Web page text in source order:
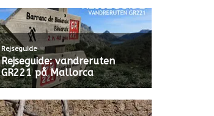
Rejseguide
Rejseguide: vandreruten
GR221 på Mallorca